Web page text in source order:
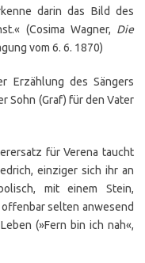
darin das Bild des
(Cosima Wagner, Die
vom 6. 6. 1870)
Erzählung des Sängers
Sohn (Graf) für den Vater
für Verena taucht
einziger sich ihr an
mit einem Stein,
selten anwesend
(»Fern bin ich nah«,